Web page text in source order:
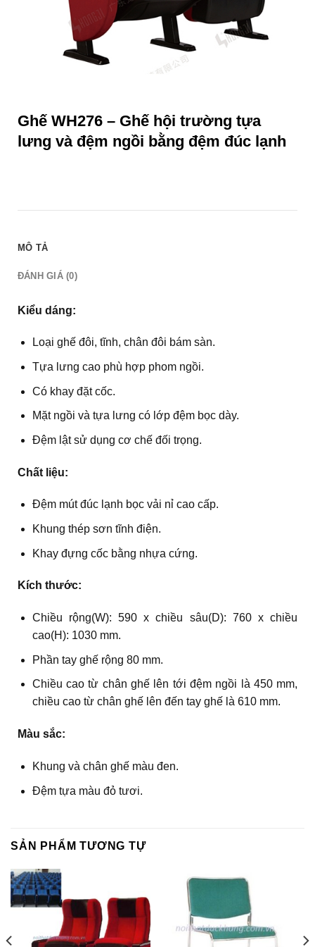
Ghế WH276 – Ghế hội trường tựa
lưng và đệm ngồi bằng đệm đúc lạnh
MÔ TẢ
ĐÁNH GIÁ (0)
Kiểu dáng:
Loại ghế đôi, tĩnh, chân đôi bám sàn.
Tựa lưng cao phù hợp phom ngồi.
Có khay đặt cốc.
Mặt ngồi và tựa lưng có lớp đệm bọc dày.
Đệm lật sử dụng cơ chế đối trọng.
Chất liệu:
Đệm mút đúc lạnh bọc vải nỉ cao cấp.
Khung thép sơn tĩnh điện.
Khay đựng cốc bằng nhựa cứng.
Kích thước:
Chiều rộng(W): 590 x chiều sâu(D): 760 x chiều
cao(H): 1030 mm.
Phần tay ghế rộng 80 mm.
Chiều cao từ chân ghế lên tới đệm ngồi là 450 mm,
chiều cao từ chân ghế lên đến tay ghế là 610 mm.
Màu sắc:
Khung và chân ghế màu đen.
Đệm tựa màu đỏ tươi.
SẢN PHẨM TƯƠNG TỰ